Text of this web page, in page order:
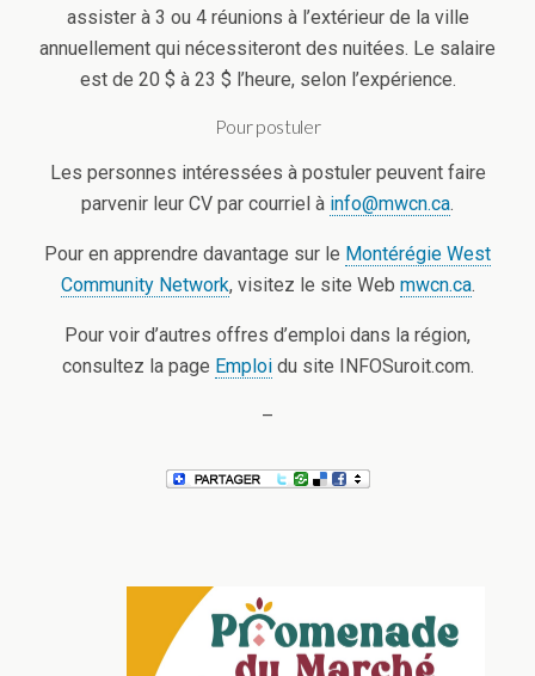
assister à 3 ou 4 réunions à l’extérieur de la ville
annuellement qui nécessiteront des nuitées. Le salaire
est de 20 $ à 23 $ l’heure, selon l’expérience.
Pour postuler
Les personnes intéressées à postuler peuvent faire
parvenir leur CV par courriel à info@mwcn.ca.
Pour en apprendre davantage sur le Montérégie West
Community Network, visitez le site Web mwcn.ca.
Pour voir d’autres offres d’emploi dans la région,
consultez la page Emploidu site INFOSuroit.com.
–